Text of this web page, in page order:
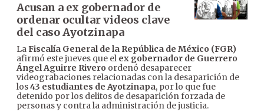
Acusan a ex gobernador de
ordenar ocultar videos clave
del caso Ayotzinapa
LaFiscalía General de la República de México (FGR)
afirmó este jueves que el ex gobernador de Guerrero
Ángel Aguirre Rivero ordenó desaparecer
videograbaciones relacionadas con la desaparición de
los43 estudiantes de Ayotzinapa, por lo que fue
detenido por los delitos de desaparición forzada de
personas y contra la administración de justicia.